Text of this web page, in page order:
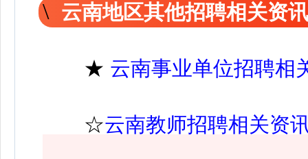
云南地区其他招聘相关资
★ 云南事业单位招聘相
☆云南教师招聘相关资